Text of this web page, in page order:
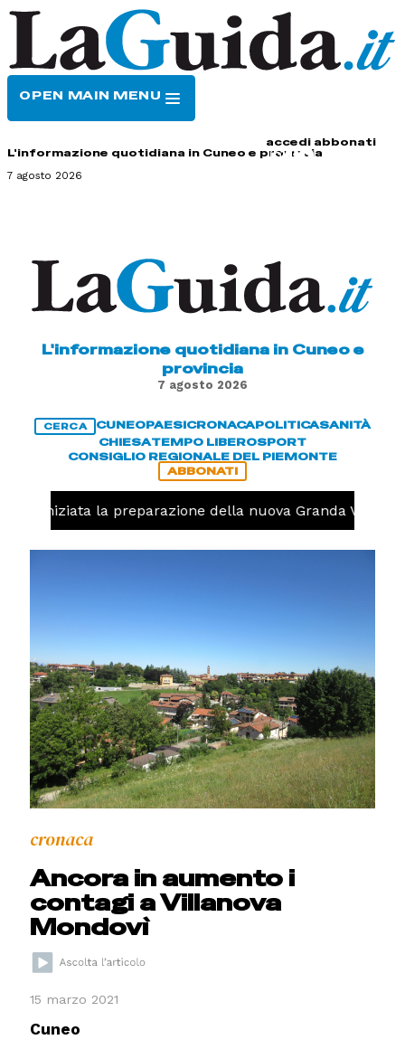
OPEN MAIN MENU
accedi abbonati
L'informazione quotidiana in Cuneo e provincia
7 agosto 2026
L'informazione quotidiana in Cuneo e
provincia
7 agosto 2026
CERCA CUNEOPAESICRONACAPOLITICASANITÀ
CHIESATEMPO LIBEROSPORT
CONSIGLIO REGIONALE DEL PIEMONTE
ABBONATI
iniziata la preparazione della nuova Granda Volley
cronaca
Ancora in aumento i
contagi a Villanova
Mondovì
15 marzo 2021
Cuneo